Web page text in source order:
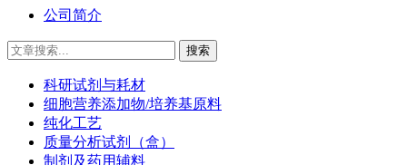
公司简介
科研试剂与耗材
细胞营养添加物/培养基原料
纯化工艺
质量分析试剂（盒）
制剂及药用辅料